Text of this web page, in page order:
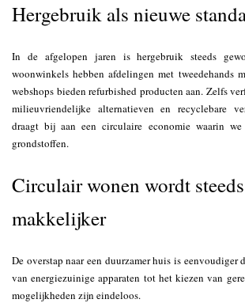
Hergebruik als nieuwe
In de afgelopen jaren is hergebruik steeds
woonwinkels hebben afdelingen met tweedehands
webshops bieden refurbished producten aan. Zelfs
milieuvriendelijke alternatieven en recyclebare
draagt bij aan een circulaire economie waarin
grondstoffen.
Circulair wonen wordt steeds
makkelijker
De overstap naar een duurzamer huis is eenvoudiger
van energiezuinige apparaten tot het kiezen van
mogelijkheden zijn eindeloos.